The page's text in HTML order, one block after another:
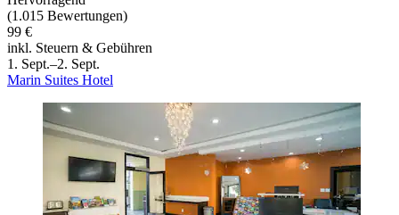
(1.015 Bewertungen)
99 €
inkl. Steuern & Gebühren
1. Sept.–2. Sept.
Marin Suites Hotel